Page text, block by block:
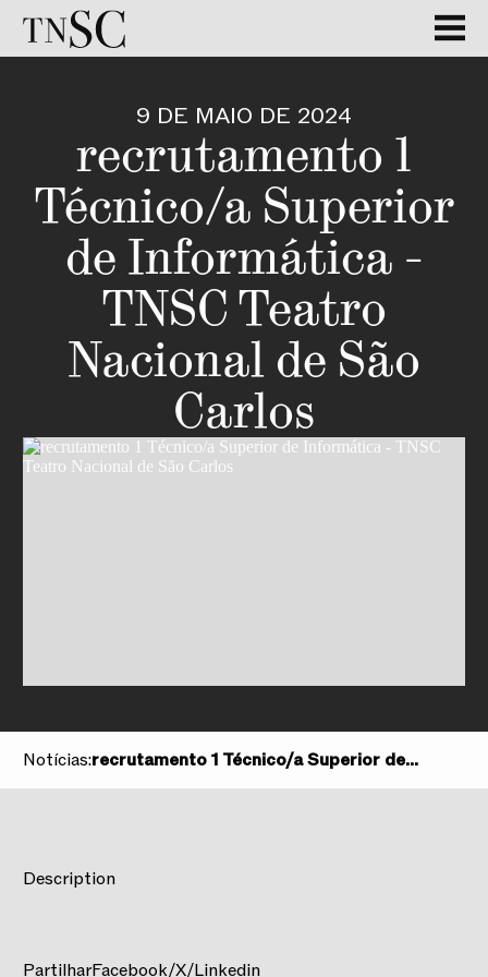
9 DE MAIO DE 2024
recrutamento 1
Técnico/a Superior
de Informática -
TNSC Teatro
Nacional de São
Carlos
Notícias:recrutamento 1 Técnico/a Superior de
Informática - TNSC Teatro Nacional de São
Description
PartilharFacebook/X/Linkedin